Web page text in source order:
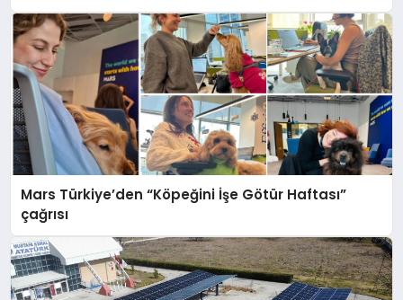
Mars Türkiye’den “Köpeğini İşe Götür Haftası”
çağrısı